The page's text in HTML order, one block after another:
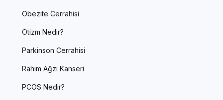
Obezite Cerrahisi
Otizm Nedir?
Parkinson Cerrahisi
Rahim Ağzı Kanseri
PCOS Nedir?